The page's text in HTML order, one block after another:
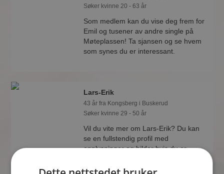
Søker kvinne 20 - 63 år
Som medlem kan du vise deg frem for
Emil og tusener av andre single på
Møteplassen! Ta sjansen og se hvem
som synes du er interessant.
Lars-Erik
43 år fra Kongsberg i Buskerud
Søker kvinne 29 - 50 år
Vil du vite mer om Lars-Erik? Du kan
se en fullstendig profil med
opplysninger og bilder hvis du er